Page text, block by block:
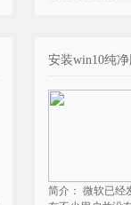
安装win10纯
简介： 微软已经